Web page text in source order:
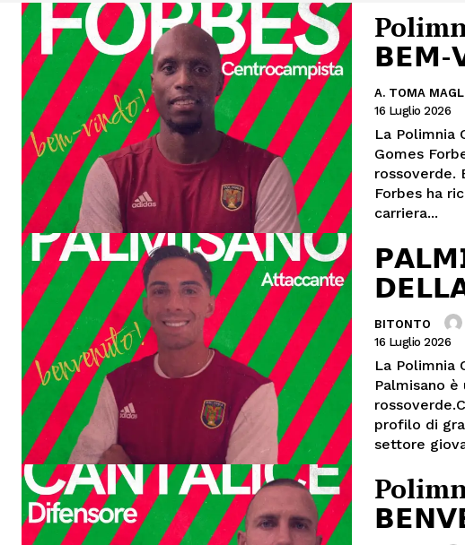
𝗕𝗘𝗠-
A. TOMA
16 Luglio 2026
La Polimnia
Gomes
rossoverde. Esterno portoghese classe '86,
Forbes ha
carriera...
BITONTO
16 Luglio 2026
La Polimnia
Palmisano
profilo di
settore